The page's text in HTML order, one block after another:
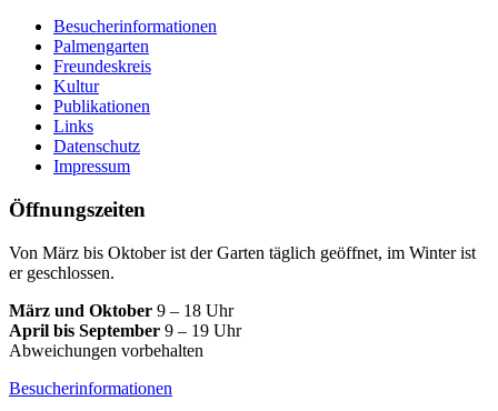
Besucherinformationen
Palmengarten
Freundeskreis
Kultur
Publikationen
Links
Datenschutz
Impressum
Öffnungszeiten
Von März bis Oktober ist der Garten täglich geöffnet, im Winter ist
er geschlossen.
März und Oktober 9 – 18 Uhr
April bis September 9 – 19 Uhr
Abweichungen vorbehalten
Besucherinformationen